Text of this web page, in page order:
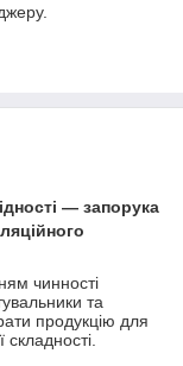
— запорука
чинності
та
продукцію для